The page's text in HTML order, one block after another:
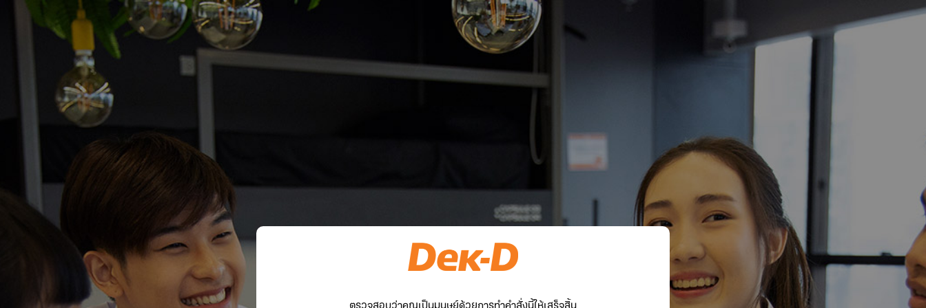
ตรวจสอบว่าคุณเป็นมนุษย์ด้วยการทำคำสั่งนี้ให้เสร็จสิ้น